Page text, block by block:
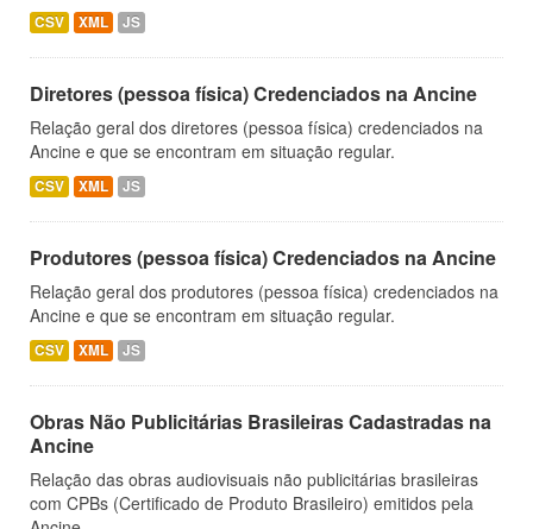
CSV XML JS
Diretores (pessoa física) Credenciados na Ancine
Relação geral dos diretores (pessoa física) credenciados na
Ancine e que se encontram em situação regular.
CSV XML JS
Produtores (pessoa física) Credenciados na Ancine
Relação geral dos produtores (pessoa física) credenciados na
Ancine e que se encontram em situação regular.
CSV XML JS
Obras Não Publicitárias Brasileiras Cadastradas na
Ancine
Relação das obras audiovisuais não publicitárias brasileiras
com CPBs (Certificado de Produto Brasileiro) emitidos pela